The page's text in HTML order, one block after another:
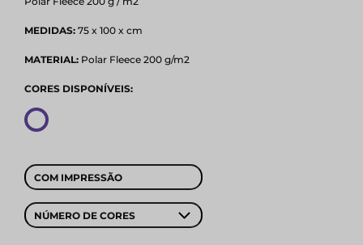
MEDIDAS: 75 x 100 x cm
MATERIAL: Polar Fleece 200 g/m2
CORES DISPONÍVEIS:
COM IMPRESSÃO
NÚMERO DE CORES